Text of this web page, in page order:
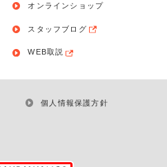
オンラインショップ
スタッフブログ
WEB取説
個人情報保護方針